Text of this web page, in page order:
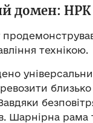
домен: НРК
технікою.
Шарнірна